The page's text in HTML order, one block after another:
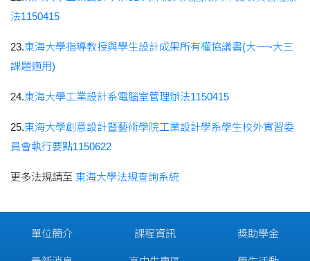
法1150415
23.東海大學指導教授與學生設計成果所有權協議書(大一~大三
課題適用)
24.東海大學工業設計系電腦室管理辦法1150415
25.東海大學創意設計暨藝術學院工業設計學系學生校外實習委
員會執行要點1150622
更多法規請至 東海大學法規查詢系統
單位簡介 課程資訊 獎助學金